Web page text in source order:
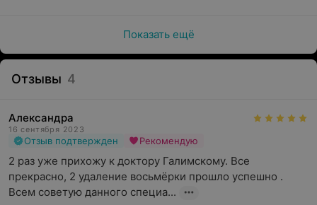
Показать ещё
Отзывы 4
Александра
16 сентября 2023
Отзыв подтвержден Рекомендую
2 раз уже прихожу к доктору Галимскому. Все
прекрасно, 2 удаление восьмёрки прошло успешно .
Всем советую данного специа...